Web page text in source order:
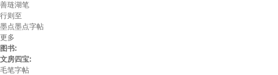
善琏湖笔
行则至
墨点墨点字帖
更多
图书:
文房四宝:
毛笔字帖